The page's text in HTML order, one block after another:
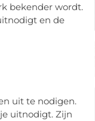
bekender wordt.
en de
uit te nodigen.
uitnodigt. Zijn